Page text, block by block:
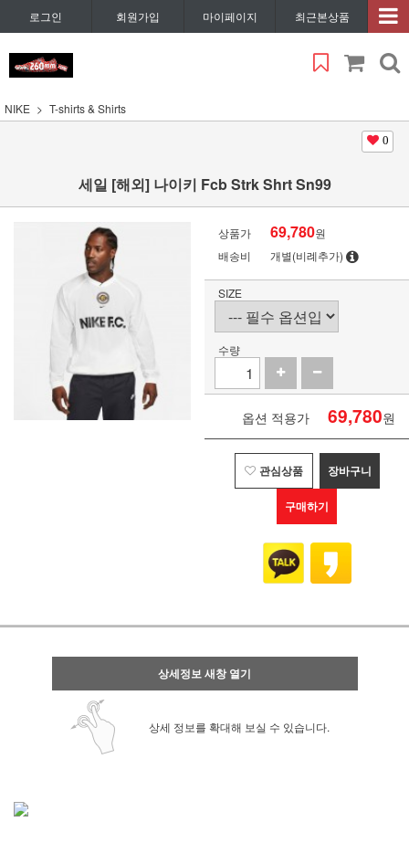
로그인 회원가입 마이페이지 최근본상품
NIKE T-shirts & Shirts
0
세일 [해외] 나이키 Fcb Strk Shrt Sn99
상품가 69,780원
배송비
개별(비례추가)
SIZE
수량
옵션 적용가 69,780원
관심상품 장바구니
구매하기
상세정보 새창 열기
상세 정보를 확대해 보실 수 있습니다.